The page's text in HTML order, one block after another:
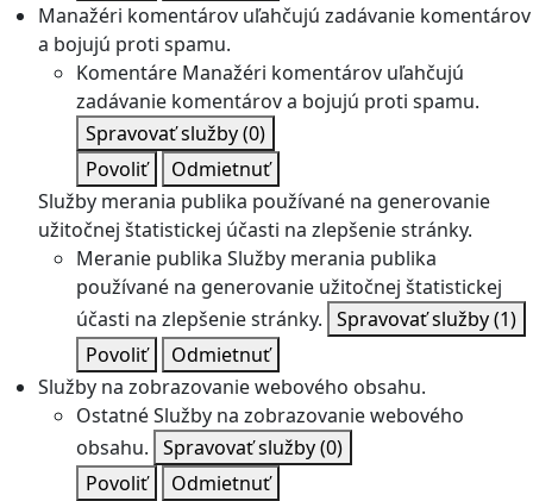
Manažéri komentárov uľahčujú zadávanie komentárov
a bojujú proti spamu.
Komentáre Manažéri komentárov uľahčujú
zadávanie komentárov a bojujú proti spamu.
Spravovať služby(0)
Povoliť
Odmietnuť
Služby merania publika používané na generovanie
užitočnej štatistickej účasti na zlepšenie stránky.
Meranie publika Služby merania publika
používané na generovanie užitočnej štatistickej
účasti na zlepšenie stránky. Spravovať služby(1)
Povoliť
Odmietnuť
Služby na zobrazovanie webového obsahu.
OstatnéSlužby na zobrazovanie webového
obsahu. Spravovať služby(0)
Povoliť
Odmietnuť